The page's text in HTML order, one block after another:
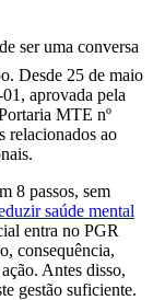
ser uma conversa
Desde 25 de maio
aprovada pela
MTE nº
relacionados ao
8 passos, sem
saúde mental
entra no PGR
consequência,
Antes disso,
gestão suficiente.